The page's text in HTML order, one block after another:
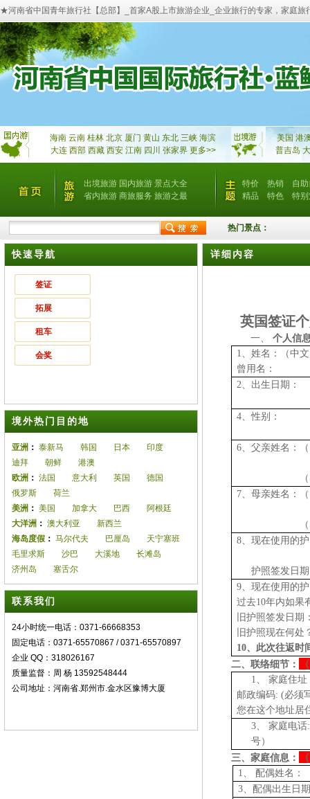
★河南省中国青年旅行社【总部】_首家A股上市旅游企业_企业旅行的专家，家庭旅
海南 云南 桂林 北京 厦门 黄山 东北 三峡 海滨
大连 西部 西藏 西安 江南 四川 张家界 更多>>
美国 港
普吉岛
出境旅游 国内旅游 景点大全
省内旅游 商旅服务 旅游之最
特价 热销
自
精品
特色 特
热门景点：
快速导航
签证
拓展
租车
会奖
境外热门目的地
亚洲 ： 泰新马 韩国 日本
印度
迪拜
朝鲜
港澳
欧洲 ： 法国 意大利 英国
德国
俄罗斯
荷兰
美洲 ： 美国 加拿大 巴西
阿根廷
大洋洲 ： 澳大利亚
新西兰
海岛度假 ： 马尔代夫 巴厘岛
天宁塞班
毛里求斯
沙巴 大溪地
长滩岛
济州岛
塞舌尔
联系我们
24小时统一电话：0371-66668353
固定电话：0371-65570867 / 0371-65570897
企业 QQ：318026167
质量监督：周 杨 13592548444
公司地址：河南省.郑州市.金水区豫博大厦
详细内容
英国签证
一、 个人信
1、姓名：
曾用名：
2、出生日期：
4、性别：
6、父亲姓名
7、母亲姓名
8、现在使
护照签发日
9、现在使用的
过去10年内如
旧护照签发日期
旧护照现在何
10、此次往返时
二、联络细节：
1、 家庭住址
邮政编码: (必须
您在这个地址居
3、 家庭电话
号）
三、家庭信息：
1、 配偶姓名：
3、配偶出生日